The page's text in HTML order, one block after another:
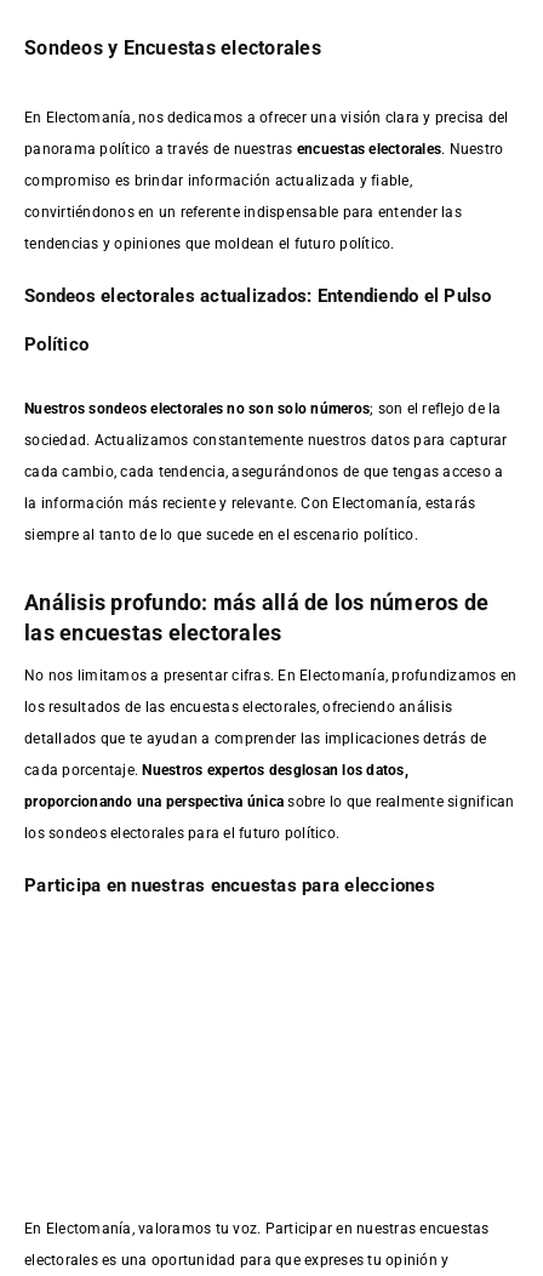
Sondeos y Encuestas electorales
En Electomanía, nos dedicamos a ofrecer una visión clara y precisa del
panorama político a través de nuestras encuestas electorales. Nuestro
compromiso es brindar información actualizada y fiable,
convirtiéndonos en un referente indispensable para entender las
tendencias y opiniones que moldean el futuro político.
Sondeos electorales actualizados: Entendiendo el Pulso
Político
Nuestros sondeos electorales no son solo números; son el reflejo de la
sociedad. Actualizamos constantemente nuestros datos para capturar
cada cambio, cada tendencia, asegurándonos de que tengas acceso a
la información más reciente y relevante. Con Electomanía, estarás
siempre al tanto de lo que sucede en el escenario político.
Análisis profundo: más allá de los números de
las encuestas electorales
No nos limitamos a presentar cifras. En Electomanía, profundizamos en
los resultados de las encuestas electorales, ofreciendo análisis
detallados que te ayudan a comprender las implicaciones detrás de
cada porcentaje.Nuestros expertos desglosan los datos,
proporcionando una perspectiva única sobre lo que realmente significan
los sondeos electorales para el futuro político.
Participa en nuestras encuestas para elecciones
En Electomanía, valoramos tu voz. Participar en nuestras encuestas
electorales es una oportunidad para que expreses tu opinión y